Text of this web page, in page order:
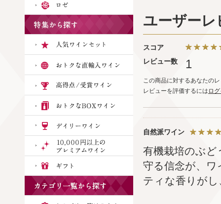
ユーザーレ
スコア
レビュー数
1
この商品に対するあなたの
レビューを評価するには ロ
自然派ワイン
有機栽培のぶ
守る信念が、
ティな香りが